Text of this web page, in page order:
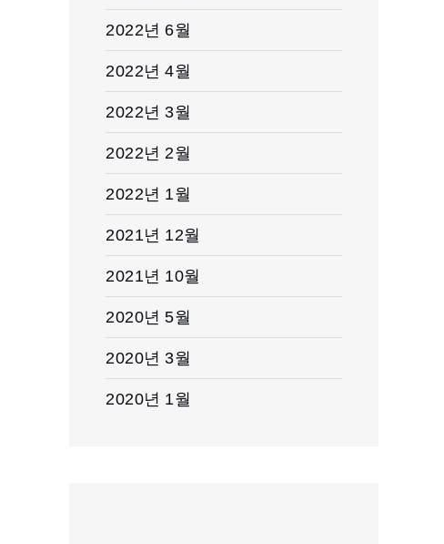
2022년 6월
2022년 4월
2022년 3월
2022년 2월
2022년 1월
2021년 12월
2021년 10월
2020년 5월
2020년 3월
2020년 1월